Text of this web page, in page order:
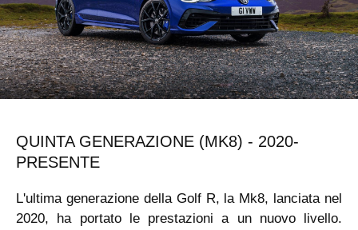
QUINTA GENERAZIONE (MK8) - 2020-
PRESENTE
L'ultima generazione della Golf R, la Mk8, lanciata nel
2020, ha portato le prestazioni a un nuovo livello.